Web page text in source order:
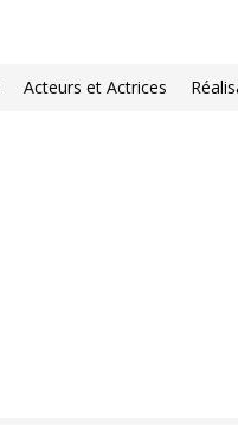
Acteurs et Actrices